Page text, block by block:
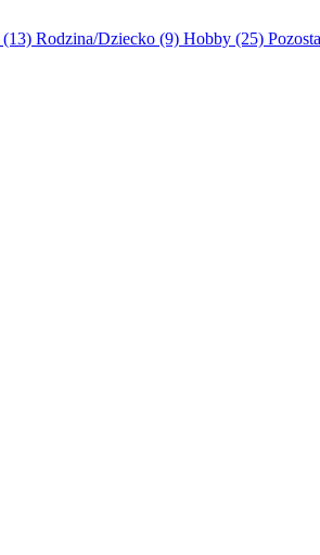
(13) Rodzina/Dziecko (9) Hobby (25)